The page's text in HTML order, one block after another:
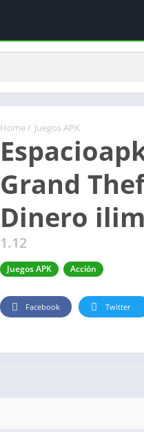
Home / Juegos APK
Grand
Dinero
1.12
Juegos APK Acción
Facebook Twitter